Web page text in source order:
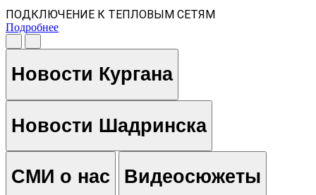
ПОДКЛЮЧЕНИЕ К ТЕПЛОВЫМ СЕТЯМ
Подробнее
Новости Кургана
Новости Шадринска
СМИ о нас Видеосюжеты